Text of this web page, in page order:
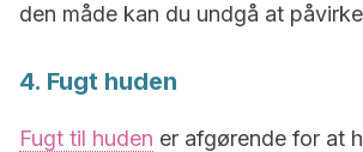
den måde kan du undgå at
4. Fugt huden
Fugt til huden er afgørende for at